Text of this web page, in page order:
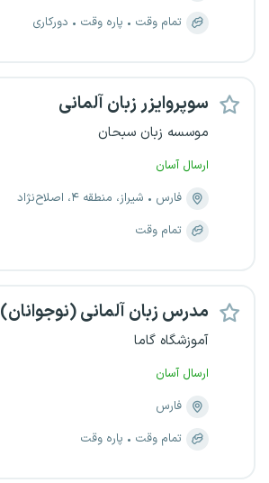
تمام وقت
پاره وقت دورکاری
سوپروایزر زبان آلمانی
موسسه زبان سبحان
ارسال آسان
فارس
شیراز، منطقه ۴، اصلاح‌نژاد
تمام وقت
مدرس زبان آلمانی (نوجوانان)
آموزشگاه گاما
ارسال آسان
فارس
تمام وقت
پاره وقت